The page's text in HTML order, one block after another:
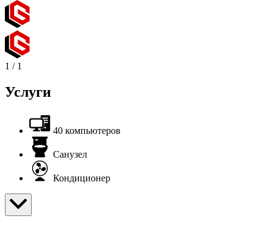
1 / 1
Услуги
40 компьютеров
Санузел
Кондиционер